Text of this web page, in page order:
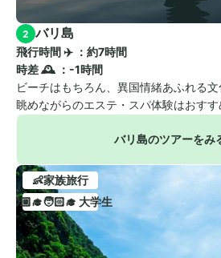
2 バリ島
飛行時間 ✈️ ：約7時間
時差 🕰️ ：-1時間
ビーチはもちろん、異国情緒あふれる
眺めながらのエステ・スパ体験はおすす
バリ島のツアーをみ
👶家族旅行
🧑🏼‍🎓🧑🏻‍🎓 大学生